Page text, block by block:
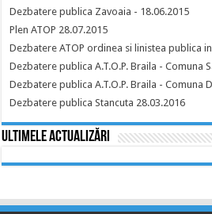
Dezbatere publica Zavoaia - 18.06.2015
Plen ATOP 28.07.2015
Dezbatere ATOP ordinea si linistea publica
Dezbatere publica A.T.O.P. Braila - Comuna
Dezbatere publica A.T.O.P. Braila - Comuna
Dezbatere publica Stancuta 28.03.2016
Ultimele actualizări